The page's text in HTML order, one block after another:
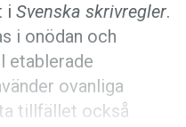
i Svenska skrivregler.
i onödan och
etablerade
ovanliga
tillfället också